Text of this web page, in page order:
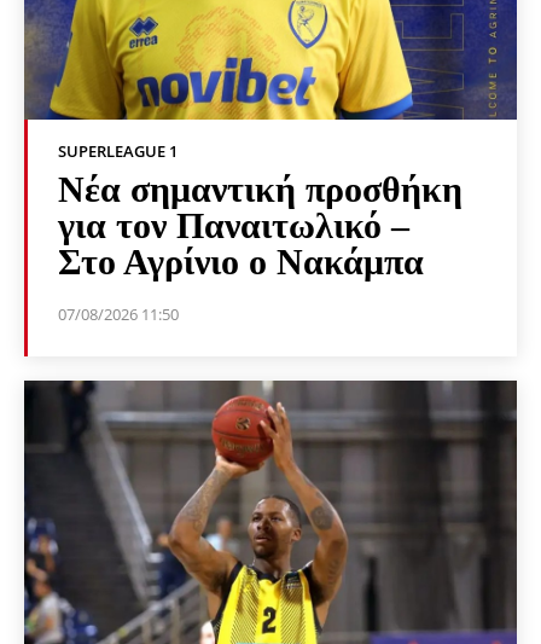
SUPERLEAGUE 1
Νέα σημαντική προσθήκη
για τον Παναιτωλικό –
Στο Αγρίνιο ο Νακάμπα
07/08/2026 11:50